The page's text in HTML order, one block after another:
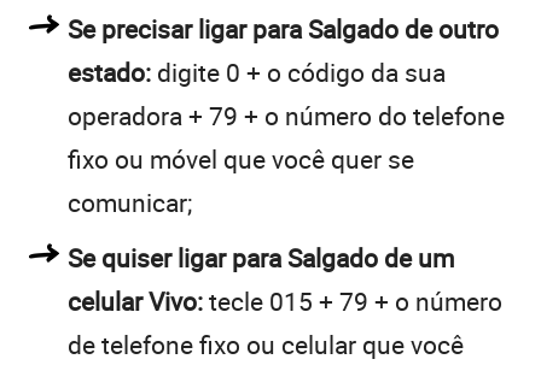
Se precisar ligar para Salgado de outro
estado: digite 0 + o código da sua
operadora + 79 + o número do telefone
fixo ou móvel que você quer se
comunicar;
Se quiser ligar para Salgado de um
celular Vivo:tecle 015 + 79 + o número
de telefone fixo ou celular que você